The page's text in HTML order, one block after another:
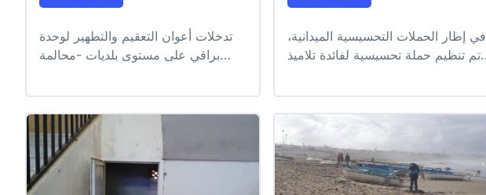
تدخلات أعوان التعقيم والتطهير لوحدة
براقي على مستوى بلديات -محالمة
في إطار الحملات التحسيسية الميدانية،
تم تنظيم حملة تحسيسية لفائدة تلاميذ
شريفي محمد – الجرف 4 مدرسة
ابتدائية ودويد محمد – بيوض 3 مدرسة
علي أبيلا وذلك على مستوى المقاطعة
الإدارية لدار البيضاء – بلدية باب الزوار،
حيث تم توعية التلاميذ حول نظافة
المحيط والبيئة، إضافة إلى التحسيس